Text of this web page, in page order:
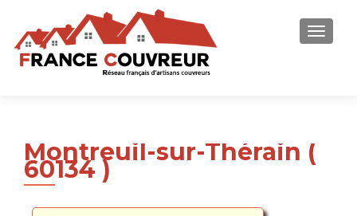
Montreuil-sur-Thérain (
60134 )